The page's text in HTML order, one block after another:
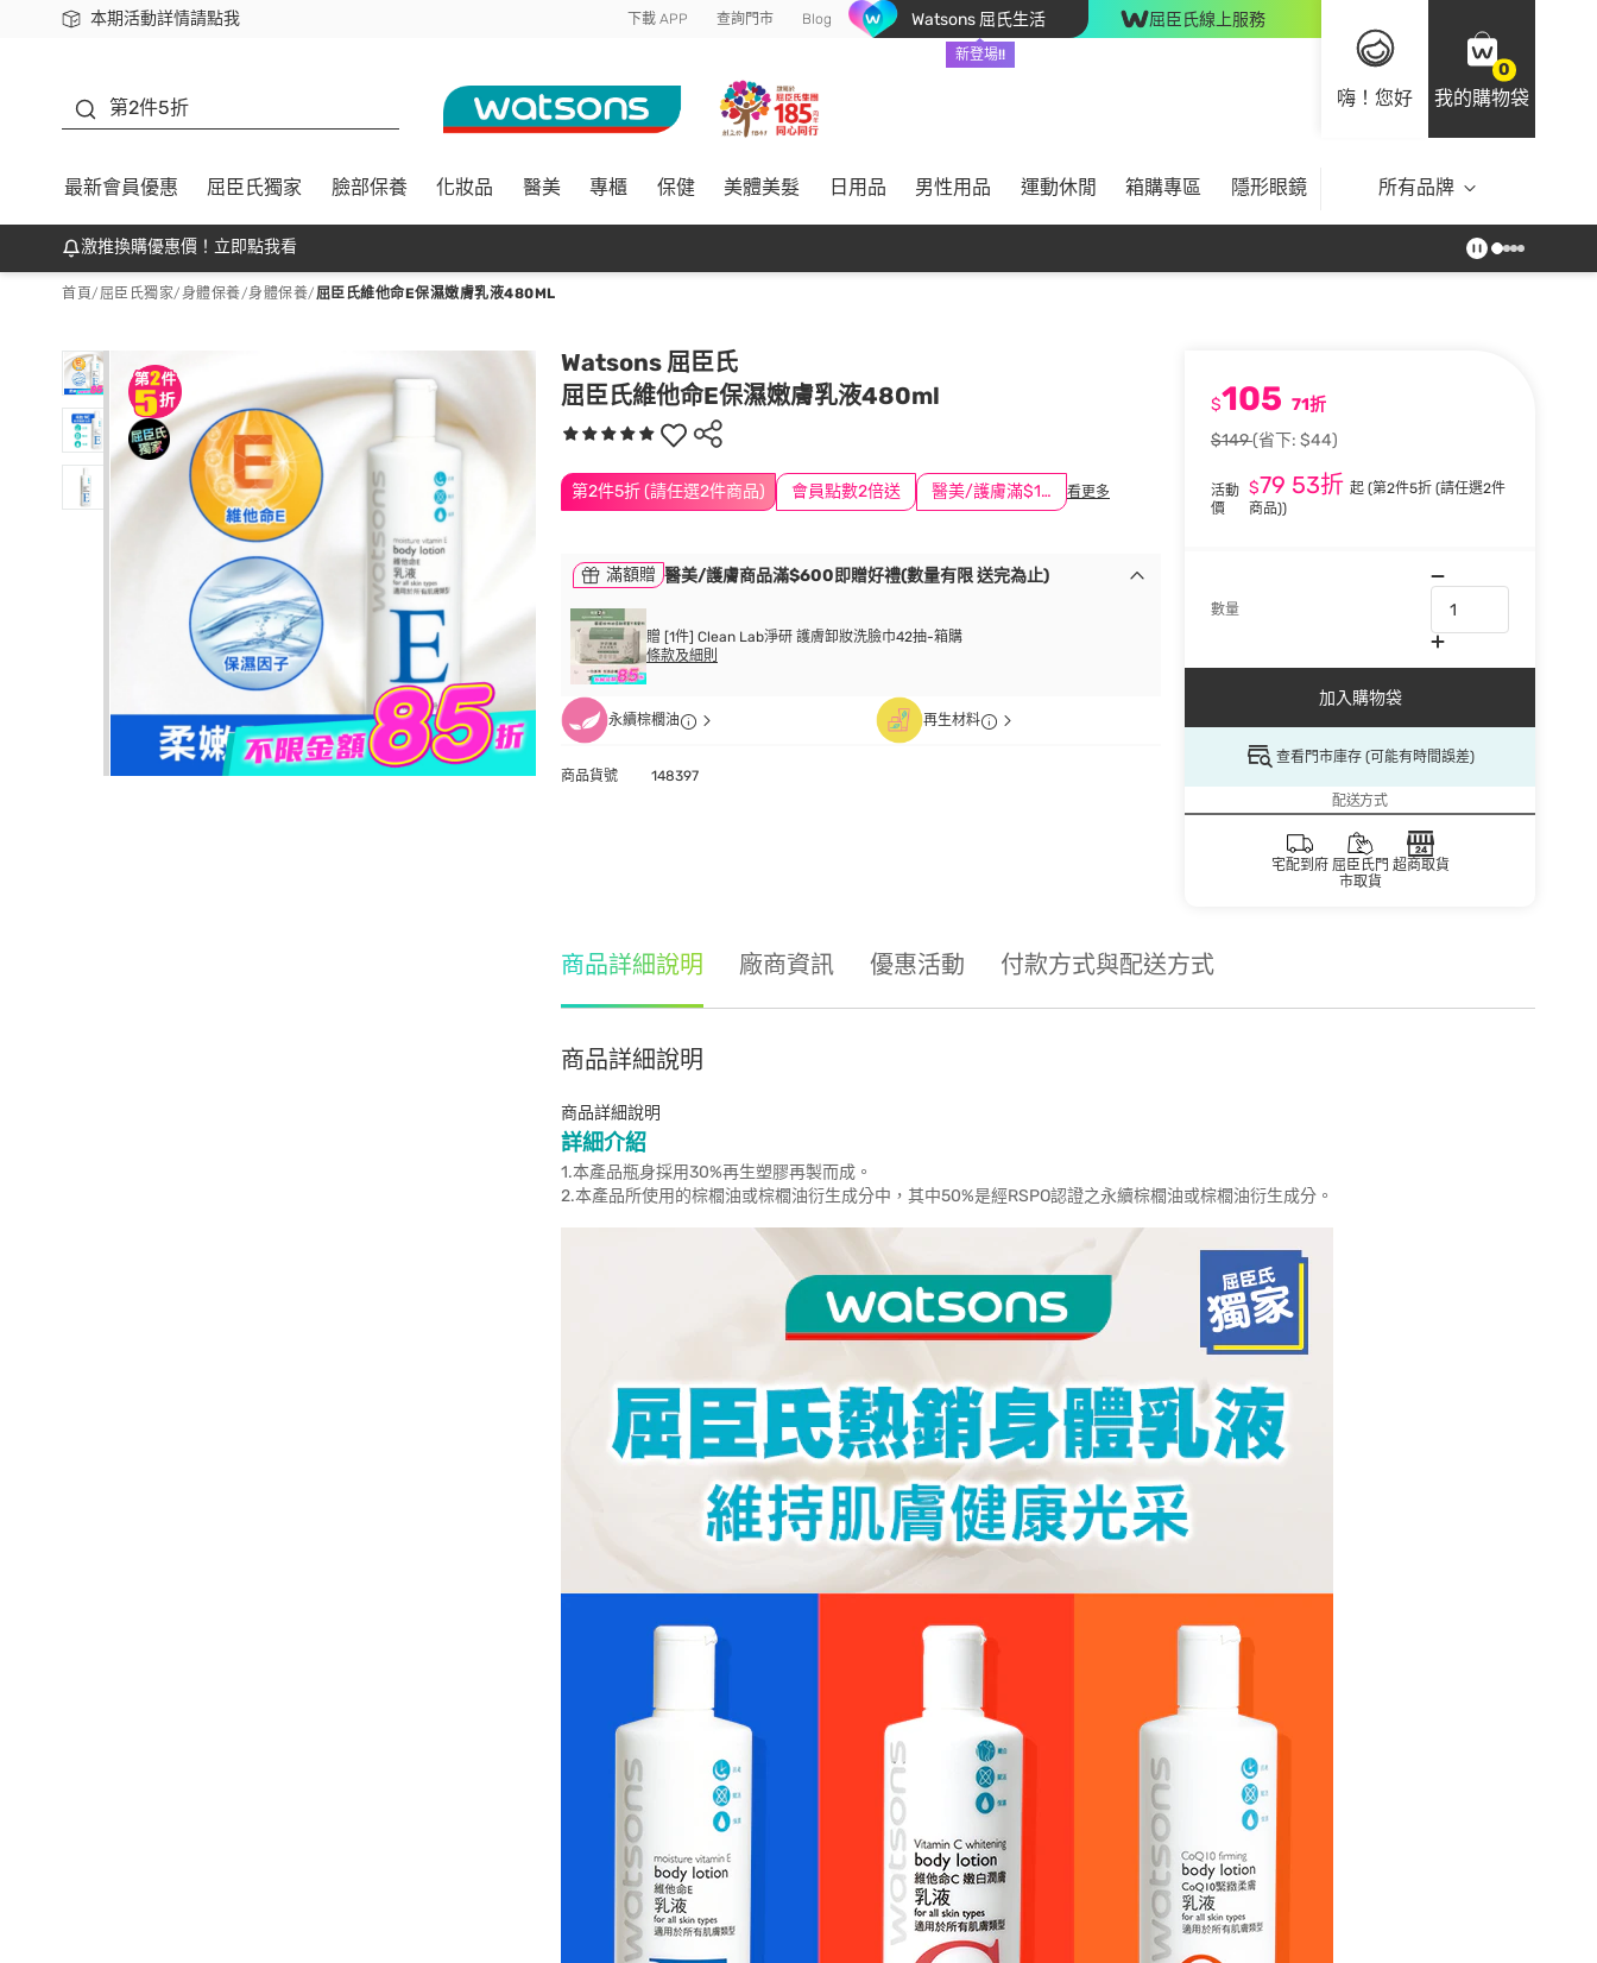
本期活動詳情請點我
下載app最高回饋$350 下載 APP 查詢門市 Blog Watsons 屈氏生活
新登場!!
屈臣氏線上服務
嗨！您好
0
我的購物袋
第2件5折
最新會員優惠 屈臣氏獨家 臉部保養 化妝品 醫美 專櫃 保健 美體美髮 日用品 男性用品 運動休閒 箱購專區 隱形眼鏡 所有品牌
激推換購優惠價！立即點我看
首頁/ 屈臣氏獨家/身體保養/身體保養/屈臣氏維他命E保濕嫩膚乳液480ML
Watsons 屈臣氏
屈臣氏維他命E保濕嫩膚乳液480ml
第2件5折 (請任選2件商品) 會員點數2倍送 醫美/護膚滿$1200送$200 看更多
$105 71折
$149(省下: $44)
活動
價
$79 53折 起 (第2件5折 (請任選2件
商品))
數量
加入購物袋
查看門市庫存 (可能有時間誤差)
配送方式
宅配到府 屈臣氏門
市取貨
超商取貨
滿額贈 醫美/護膚商品滿$600即贈好禮(數量有限 送完為止)
贈 [1件] Clean Lab淨研 護膚卸妝洗臉巾42抽-箱購
條款及細則
永續棕櫚油 再生材料
商品貨號 148397
商品詳細說明 廠商資訊 優惠活動 付款方式與配送方式
商品詳細說明
商品詳細說明
詳細介紹
1.本產品瓶身採用30%再生塑膠再製而成。
2.本產品所使用的棕櫚油或棕櫚油衍生成分中，其中50%是經RSPO認證之永續棕櫚油或棕櫚油衍生成分。